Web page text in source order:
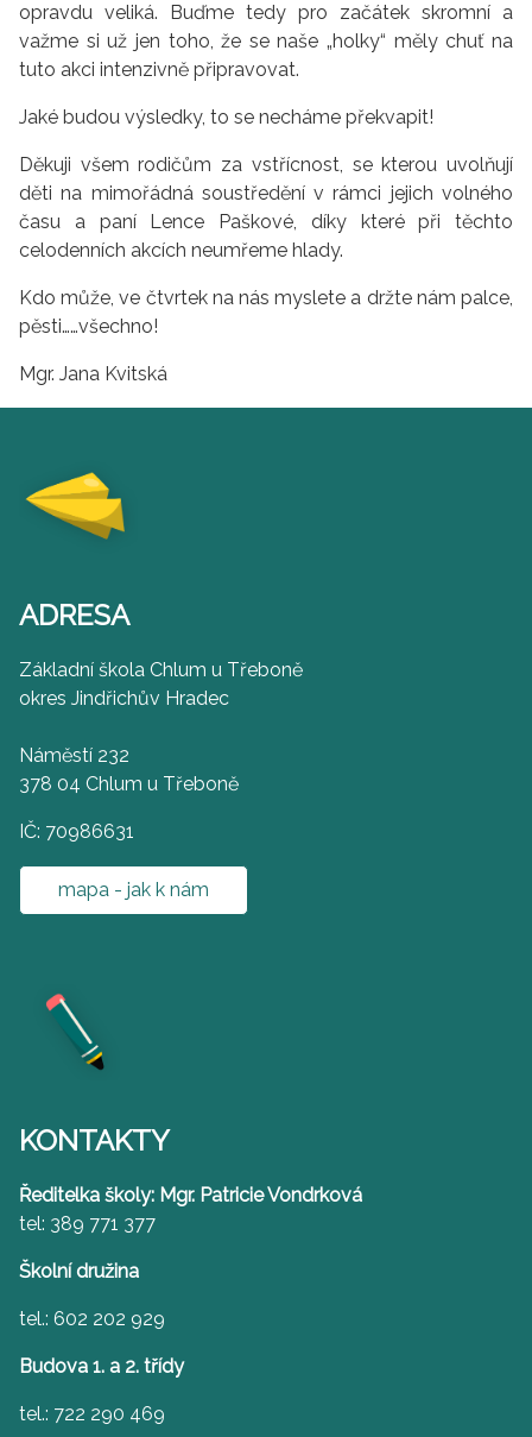
opravdu veliká. Buďme tedy pro začátek skromní a
važme si už jen toho, že se naše „holky“ měly chuť na
tuto akci intenzivně připravovat.
Jaké budou výsledky, to se necháme překvapit!
Děkuji všem rodičům za vstřícnost, se kterou uvolňují
děti na mimořádná soustředění v rámci jejich volného
času a paní Lence Paškové, díky které při těchto
celodenních akcích neumřeme hlady.
Kdo může, ve čtvrtek na nás myslete a držte nám palce,
pěsti……všechno!
Mgr. Jana Kvitská
ADRESA
Základní škola Chlum u Třeboně
okres Jindřichův Hradec
Náměstí 232
378 04 Chlum u Třeboně
IČ: 70986631
mapa - jak k nám
KONTAKTY
Ředitelka školy: Mgr. Patricie Vondrková
tel: 389 771 377
Školní družina
tel.: 602 202 929
Budova 1. a 2. třídy
tel.: 722 290 469